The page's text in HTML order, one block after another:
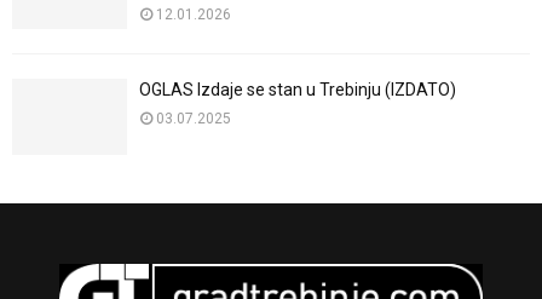
12.01.2026
OGLAS Izdaje se stan u Trebinju (IZDATO)
03.07.2025